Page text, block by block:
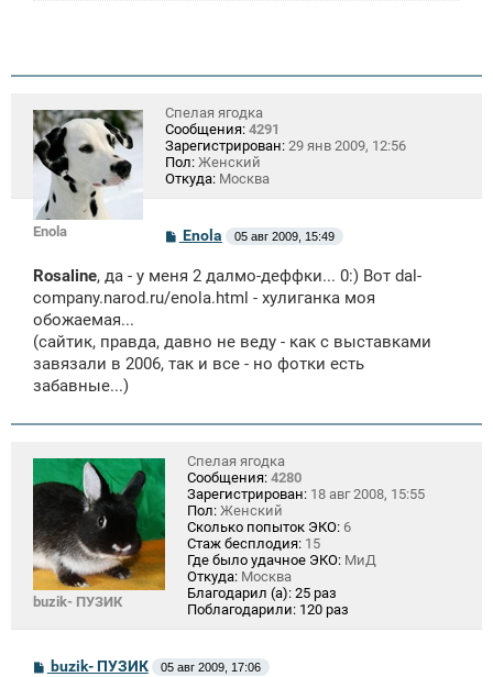
Enola
Спелая ягодка
Сообщения: 4291
Зарегистрирован: 29 янв 2009, 12:56
Пол: Женский
Откуда: Москва
С
б
щ
и
Enola 05 авг 2009, 15:49
Rosaline, да - у меня 2 далмо-деффки... 0:) Вот dal-
company.narod.ru/enola.html - хулиганка моя
обожаемая...
(сайтик, правда, давно не веду - как с выставками
завязали в 2006, так и все - но фотки есть
забавные...)
buzik- ПУЗИК
Спелая ягодка
Сообщения: 4280
Зарегистрирован: 18 авг 2008, 15:55
Пол: Женский
Сколько попыток ЭКО: 6
Стаж бесплодия: 15
Где было удачное ЭКО: МиД
Откуда: Москва
Благодарил (а): 25 раз
Поблагодарили: 120 раз
Сbuzik- ПУЗИК 05 авг 2009, 17:06